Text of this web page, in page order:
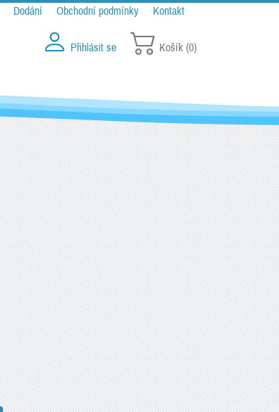
Dodání Obchodní podmínky Kontakt
Přihlásit se Košík (0)